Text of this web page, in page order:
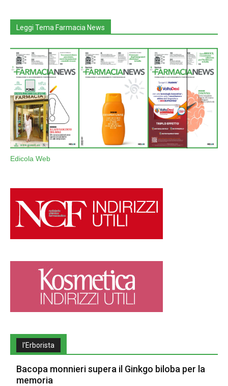
Leggi Tema Farmacia News
Edicola Web
l’Erborista
Bacopa monnieri supera il Ginkgo biloba per la
memoria